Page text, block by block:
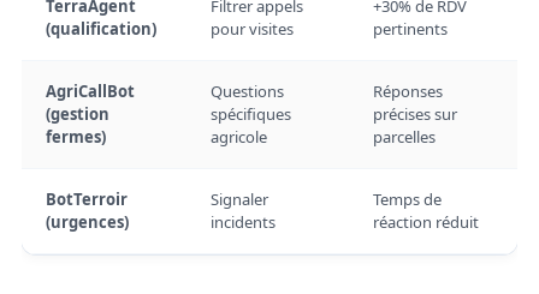
TerraAgent
(qualification)
Filtrer appels
pour visites
+30% de RDV
pertinents
AgriCallBot
(gestion
fermes)
Questions
spécifiques
agricole
Réponses
précises sur
parcelles
BotTerroir
(urgences)
Signaler
incidents
Temps de
réaction réduit